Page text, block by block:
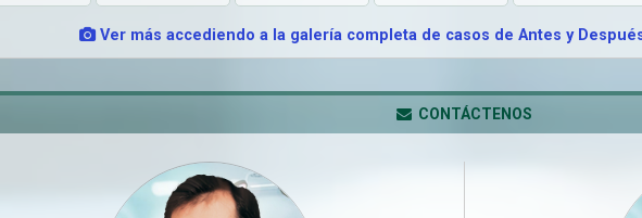
Ver más accediendo a la galería completa de casos de Antes y
CONTÁCTENOS